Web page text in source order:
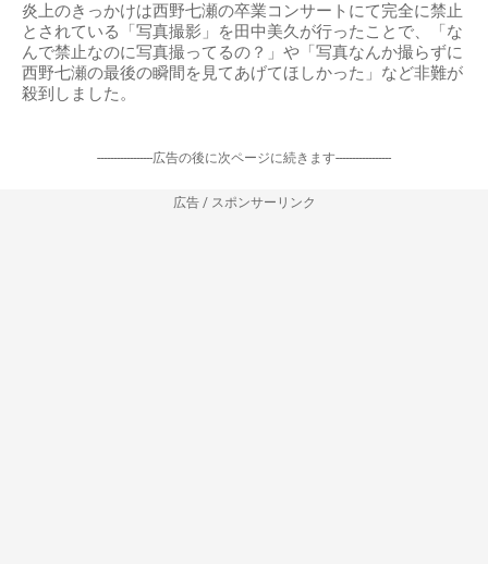
炎上のきっかけは西野七瀬の卒業コンサートにて完全に禁止
とされている「写真撮影」を田中美久が行ったことで、「な
んで禁止なのに写真撮ってるの？」や「写真なんか撮らずに
西野七瀬の最後の瞬間を見てあげてほしかった」など非難が
殺到しました。
-----------------広告の後に次ページに続きます-----------------
広告 / スポンサーリンク